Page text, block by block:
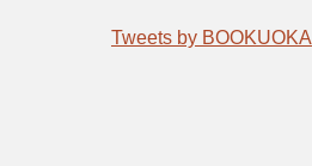
Tweets by BOOKUOKA